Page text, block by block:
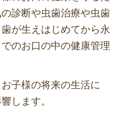
診断や虫歯治療や虫歯
が生えはじめてから永
のお口の中の健康管理
子様の将来の生活に
します。